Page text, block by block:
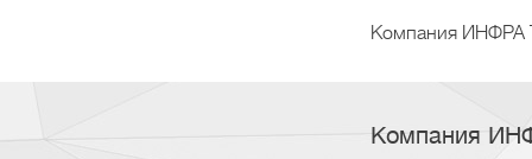
Компания ИНФРА
Компания